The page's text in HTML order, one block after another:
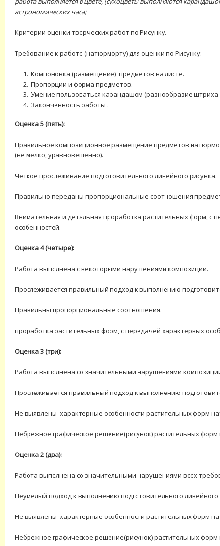
астрономических часа;
Критерии оценки творческих работ по Рисунку.
Требование к работе (натюрморту) для оценки по Рисунку:
Компоновка (размещение) предметов на листе.
Пропорции и форма предметов.
Умение пользоваться карандашом (разнообразие штриха
Законченность работы .
Оценка 5 (пять):
Правильное композиционное размещение предметов
(не мелко, уравновешенно).
Четкое прослеживание подготовительного линейного рисунка.
Правильно переданы пропорциональные соотношения
Внимательная и детальная проработка растительных форм, с
особенностей.
Оценка 4 (четыре):
Работа выполнена с некоторыми нарушениями композиции.
Прослеживается правильный подход к выполнению
Правильны пропорциональные соотношения.
проработка растительных форм, с передачей характерных
Оценка 3 (три):
Работа выполнена со значительными нарушениями
Прослеживается правильный подход к выполнению
Не выявлены характерные особенности растительных форм
Небрежное графическое решение(рисунок) растительных
Оценка 2 (два):
Работа выполнена со значительными нарушениями всех
Неумелый подход к выполнению подготовительного линейного
Не выявлены характерные особенности растительных форм
Небрежное графическое решение(рисунок) растительных